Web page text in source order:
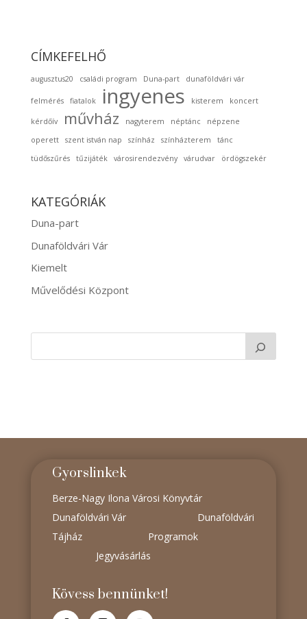
CÍMKEFELHŐ
augusztus20 családi program Duna-part dunaföldvári vár
felmérés fiatalok ingyenes kisterem koncert
kérdőív művház nagyterem néptánc
népzene
operett
szent istván nap színház színházterem
tánc
tüdőszűrés
tűzijáték városirendezvény várudvar ördögszekér
KATEGÓRIÁK
Duna-part
Dunaföldvári Vár
Kiemelt
Művelődési Központ
Gyorslinkek
Berze-Nagy Ilona Városi Könyvtár
Dunaföldvári Vár
Dunaföldvári
Tájház
Programok
Jegyvásárlás
Kövess bennünket!